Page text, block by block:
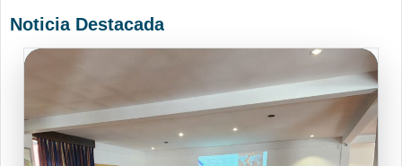
Noticia Destacada